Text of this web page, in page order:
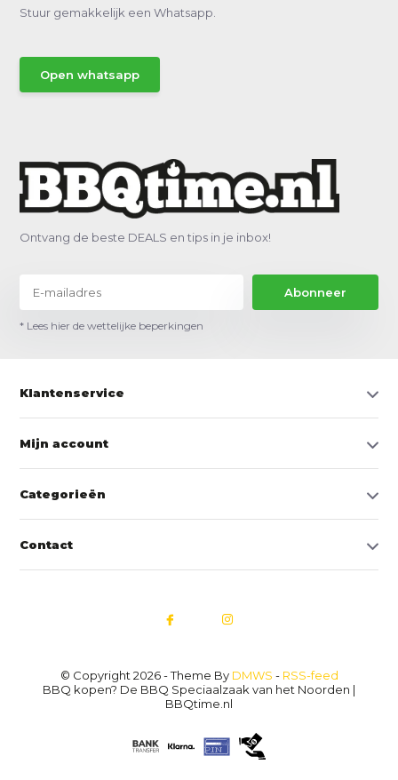
Stuur gemakkelijk een Whatsapp.
Open whatsapp
Ontvang de beste DEALS en tips in je inbox!
Abonneer
* Lees hier de wettelijke beperkingen
Klantenservice
Mijn account
Categorieën
Contact
© Copyright 2026 - Theme By DMWS - RSS-feed
BBQ kopen? De BBQ Speciaalzaak van het Noorden |
BBQtime.nl